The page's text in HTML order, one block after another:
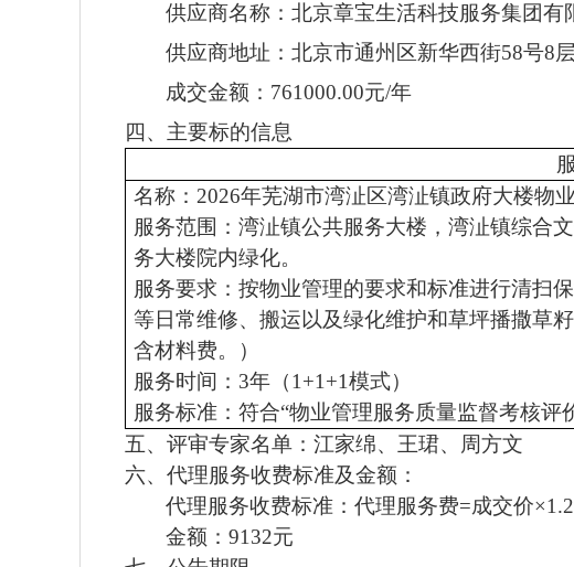
供应商名称：北京章宝生活科技服务集团有
供应商地址：北京市通州区新华西街58号8
成交金额： 761000.00元/年
四、主要标的信息
名称： 2026年芜湖市湾沚区湾沚镇政府大楼物
服务范围：湾沚镇公共服务大楼，湾沚镇综合
务大楼院内绿化。
服务要求：按物业管理的要求和标准进行清扫
等日常维修、搬运以及绿化维护和草坪播撒草
含材料费。）
服务时间： 3年（1+1+1模式）
服务标准：符合“物业管理服务质量监督考核评
五、 评审专家名单： 江家绵、王珺、周方文
六、代理服务收费标准及金额：
代理服务收费标准：代理服务费=成交价
金额：9132元